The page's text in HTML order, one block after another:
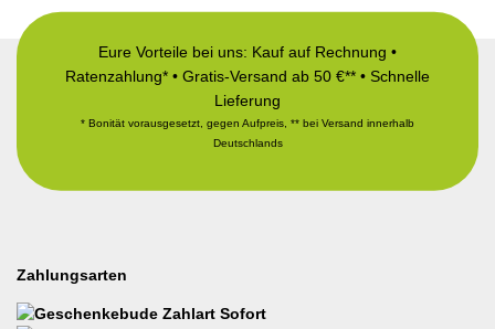
Eure Vorteile bei uns: Kauf auf Rechnung •
Ratenzahlung* • Gratis-Versand ab 50 €** • Schnelle
Lieferung
* Bonität vorausgesetzt, gegen Aufpreis, ** bei Versand innerhalb
Deutschlands
Zahlungsarten